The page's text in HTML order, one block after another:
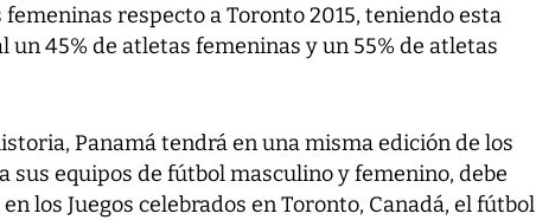
respecto a Toronto 2015, teniendo esta
45% de atletas femeninas y un 55% de atletas
Panamá tendrá en una misma edición de los
sus equipos de fútbol masculino y femenino, debe
los Juegos celebrados en Toronto, Canadá, el fútbol